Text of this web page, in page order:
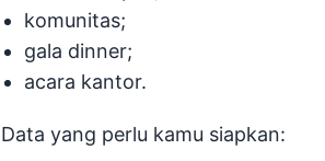
komunitas;
gala dinner;
acara kantor.
Data yang perlu kamu siapkan: